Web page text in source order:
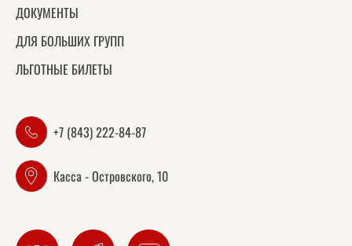
ДОКУМЕНТЫ
ДЛЯ БОЛЬШИХ ГРУПП
ЛЬГОТНЫЕ БИЛЕТЫ
+7 (843) 222-84-87
Касса - Островского, 10